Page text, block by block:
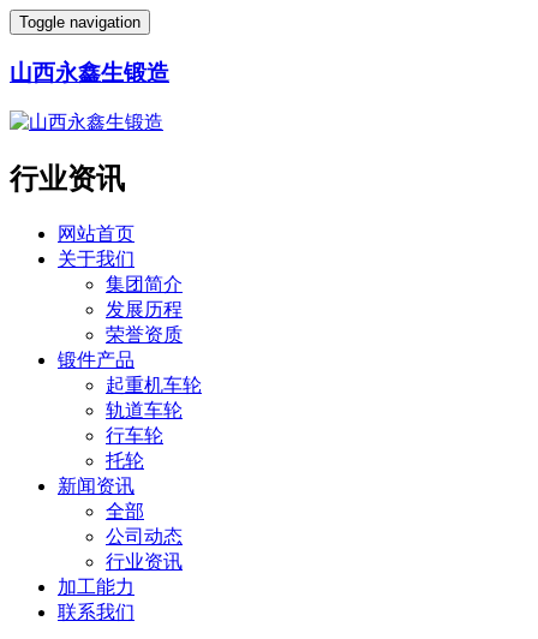
Toggle navigation
山西永鑫生锻造
行业资讯
网站首页
关于我们
集团简介
发展历程
荣誉资质
锻件产品
起重机车轮
轨道车轮
行车轮
托轮
新闻资讯
全部
公司动态
行业资讯
加工能力
联系我们